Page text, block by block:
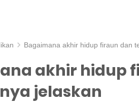
Bagaimana akhir hidup firaun dan
akhir hidup
jelaskan